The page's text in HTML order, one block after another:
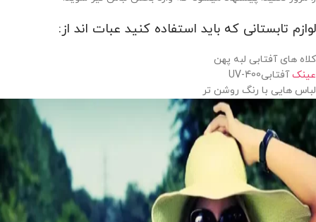
لوازم تابستانی که باید استفاده کنید عبات اند از:
کلاه های آفتابی لبه پهن
عینکآفتابیUV-400
لباس هایی با رنگ روشن تر